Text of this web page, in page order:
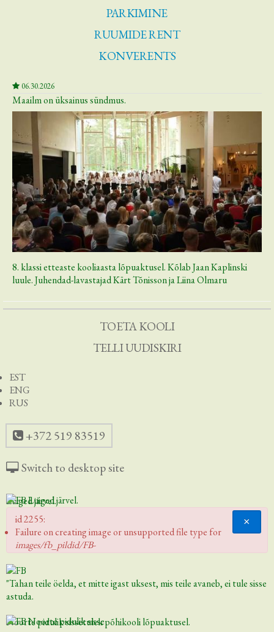
PARKIMINE
RUUMIDE RENT
KONVERENTS
06.30.2026
Maailm on üksainus sündmus.
8. klassi etteaste kooliaasta lõpuaktusel. Kõlab Jaan Kaplinski
luule. Juhendad-lavastajad Kärt Tõnisson ja Liina Olmaru
TOETA KOOLI
TELLI UUDISKIRI
EST
ENG
RUS
+372 519 83519
Switch to desktop site
Luiged järvel.
×
id 2255:
Failure on creating image or unsupported file type for
images/fb_pildid/FB-
"Tahan teile öelda, et mitte igast uksest, mis teile avaneb, ei tule sisse
astuda.
Noorte pidulik sissetulek põhikooli lõpuaktusel.